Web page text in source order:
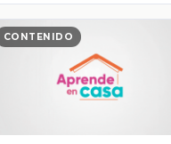
CONTENIDO